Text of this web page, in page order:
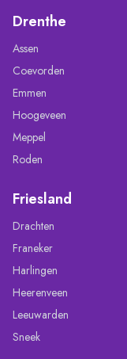
Drenthe
Assen
Coevorden
Emmen
Hoogeveen
Meppel
Roden
Friesland
Drachten
Franeker
Harlingen
Heerenveen
Leeuwarden
Sneek